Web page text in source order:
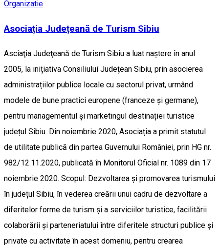
Organizatie
Asociația Județeană de Turism Sibiu
Asciaţia Judeţeană de Turism Sibiu a luat naştere în anul
2005, la inițiativa Consiliului Județean Sibiu, prin asocierea
administrațiilor publice locale cu sectorul privat, urmând
modele de bune practici europene (franceze și germane),
pentru managementul și marketingul destinației turistice
județul Sibiu. Din noiembrie 2020, Asociația a primit statutul
de utilitate publică din partea Guvernului României, prin HG nr.
982/12.11.2020, publicată în Monitorul Oficial nr. 1089 din 17
noiembrie 2020. Scopul: Dezvoltarea și promovarea turismului
în județul Sibiu, în vederea creării unui cadru de dezvoltare a
diferitelor forme de turism și a serviciilor turistice, facilitării
colaborării și parteneriatului între diferitele structuri publice și
private cu activitate în acest domeniu, pentru crearea